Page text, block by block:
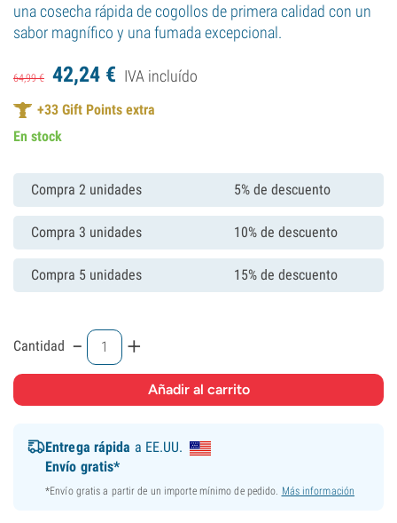
una cosecha rápida de cogollos de primera calidad con un
sabor magnífico y una fumada excepcional.
64,99€ 42,24 € IVA incluído
+33 Gift Points extra
En stock
Compra 2 unidades 5% de descuento
Compra 3 unidades 10% de descuento
Compra 5 unidades 15% de descuento
Cantidad - +
Entrega rápida a EE.UU.
Envío gratis*
*Envío gratis a partir de un importe mínimo de pedido. Más información